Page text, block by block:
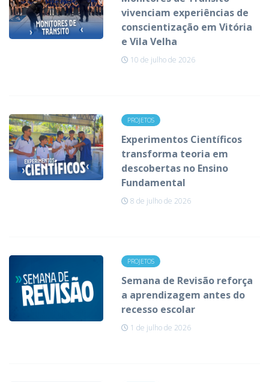
vivenciam experiências de
conscientização em Vitória
e Vila Velha
10 de julho de 2026
PROJETOS
Experimentos Científicos
transforma teoria em
descobertas no Ensino
Fundamental
8 de julho de 2026
PROJETOS
Semana de Revisão reforça
a aprendizagem antes do
recesso escolar
1 de julho de 2026